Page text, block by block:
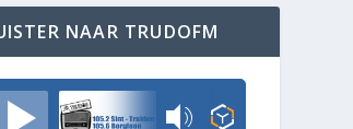
NAAR TRUDOFM
TrudoFM